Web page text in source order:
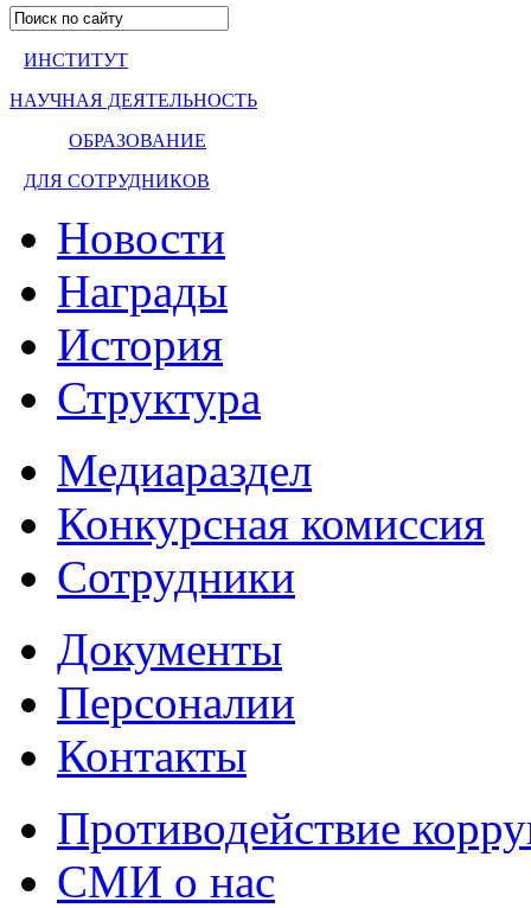
ИНСТИТУТ
НАУЧНАЯ ДЕЯТЕЛЬНОСТЬ
ОБРАЗОВАНИЕ
ДЛЯ СОТРУДНИКОВ
Новости
Награды
История
Структура
Медиараздел
Конкурсная комиссия
Сотрудники
Документы
Персоналии
Контакты
Противодействие
СМИ о нас